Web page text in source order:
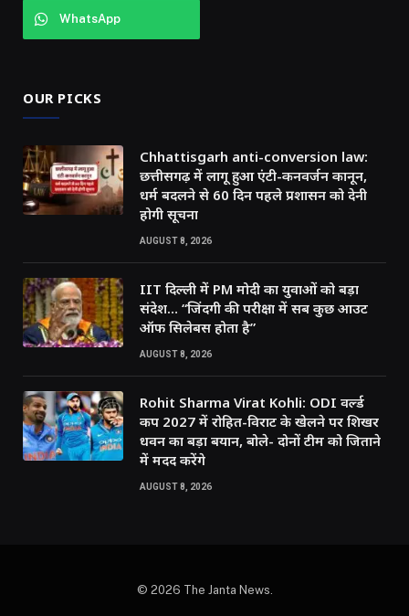
WhatsApp
OUR PICKS
Chhattisgarh anti-conversion law:
छत्तीसगढ़ में लागू हुआ एंटी-कनवर्जन कानून,
धर्म बदलने से 60 दिन पहले प्रशासन को देनी
होगी सूचना
AUGUST 8, 2026
IIT दिल्ली में PM मोदी का युवाओं को बड़ा
संदेश… “जिंदगी की परीक्षा में सब कुछ आउट
ऑफ सिलेबस होता है”
AUGUST 8, 2026
Rohit Sharma Virat Kohli: ODI वर्ल्ड
कप 2027 में रोहित-विराट के खेलने पर शिखर
धवन का बड़ा बयान, बोले- दोनों टीम को जिताने
में मदद करेंगे
AUGUST 8, 2026
© 2026 The Janta News.